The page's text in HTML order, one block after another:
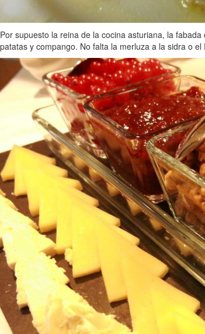
Por supuesto la reina de la cocina asturiana, la
patatas y compango. No falta la merluza a la sidra o